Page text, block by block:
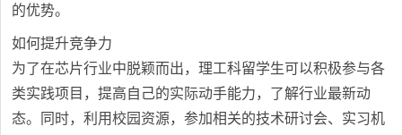
的优势。
如何提升竞争力
为了在芯片行业中脱颖而出，理工科留学生可以积极参与各
类实践项目，提高自己的实际动手能力，了解行业最新动
态。同时，利用校园资源，参加相关的技术研讨会、实习机